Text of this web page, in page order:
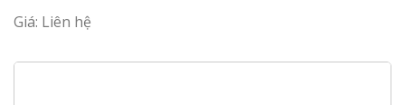
Giá: Liên hệ